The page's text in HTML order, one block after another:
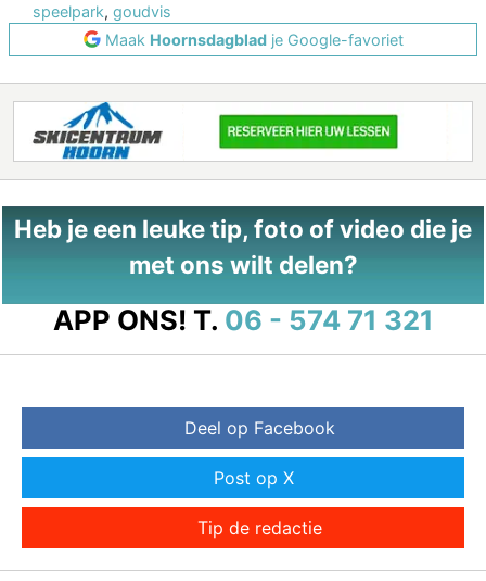
speelpark, goudvis
Maak Hoornsdagbladje Google-favoriet
Heb je een leuke tip, foto of video die je
met ons wilt delen?
APP ONS! T. 06 - 574 71 321
Deel op Facebook
Post op X
Tip de redactie